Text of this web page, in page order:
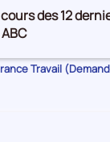
des 12
Travail